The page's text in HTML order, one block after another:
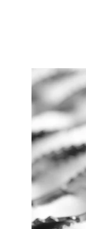
Fastgørelse -
Se alle